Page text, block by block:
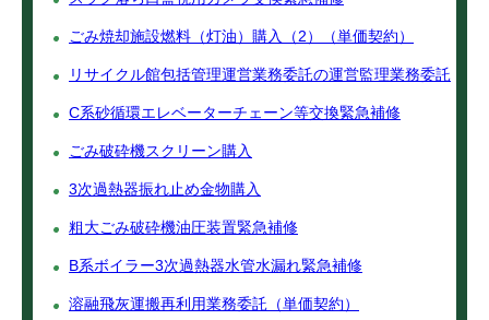
ごみ焼却施設燃料（灯油）購入（2）（単価契約）
リサイクル館包括管理運営業務委託の運営監理業務委託
C系砂循環エレベーターチェーン等交換緊急補修
ごみ破砕機スクリーン購入
3次過熱器振れ止め金物購入
粗大ごみ破砕機油圧装置緊急補修
B系ボイラー3次過熱器水管水漏れ緊急補修
溶融飛灰運搬再利用業務委託（単価契約）